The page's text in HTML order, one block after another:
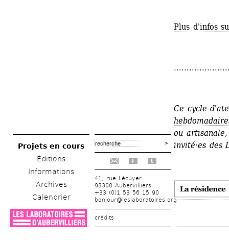
Projets en cours
Éditions
Informations
Archives
Calendrier
f t
41, rue Lécuyer
93300 Aubervilliers
+33 (0)1 53 56 15 90
bonjour@leslaboratoires.org
crédits
Plus d'infos
Ce cycle
ou
invité·es des